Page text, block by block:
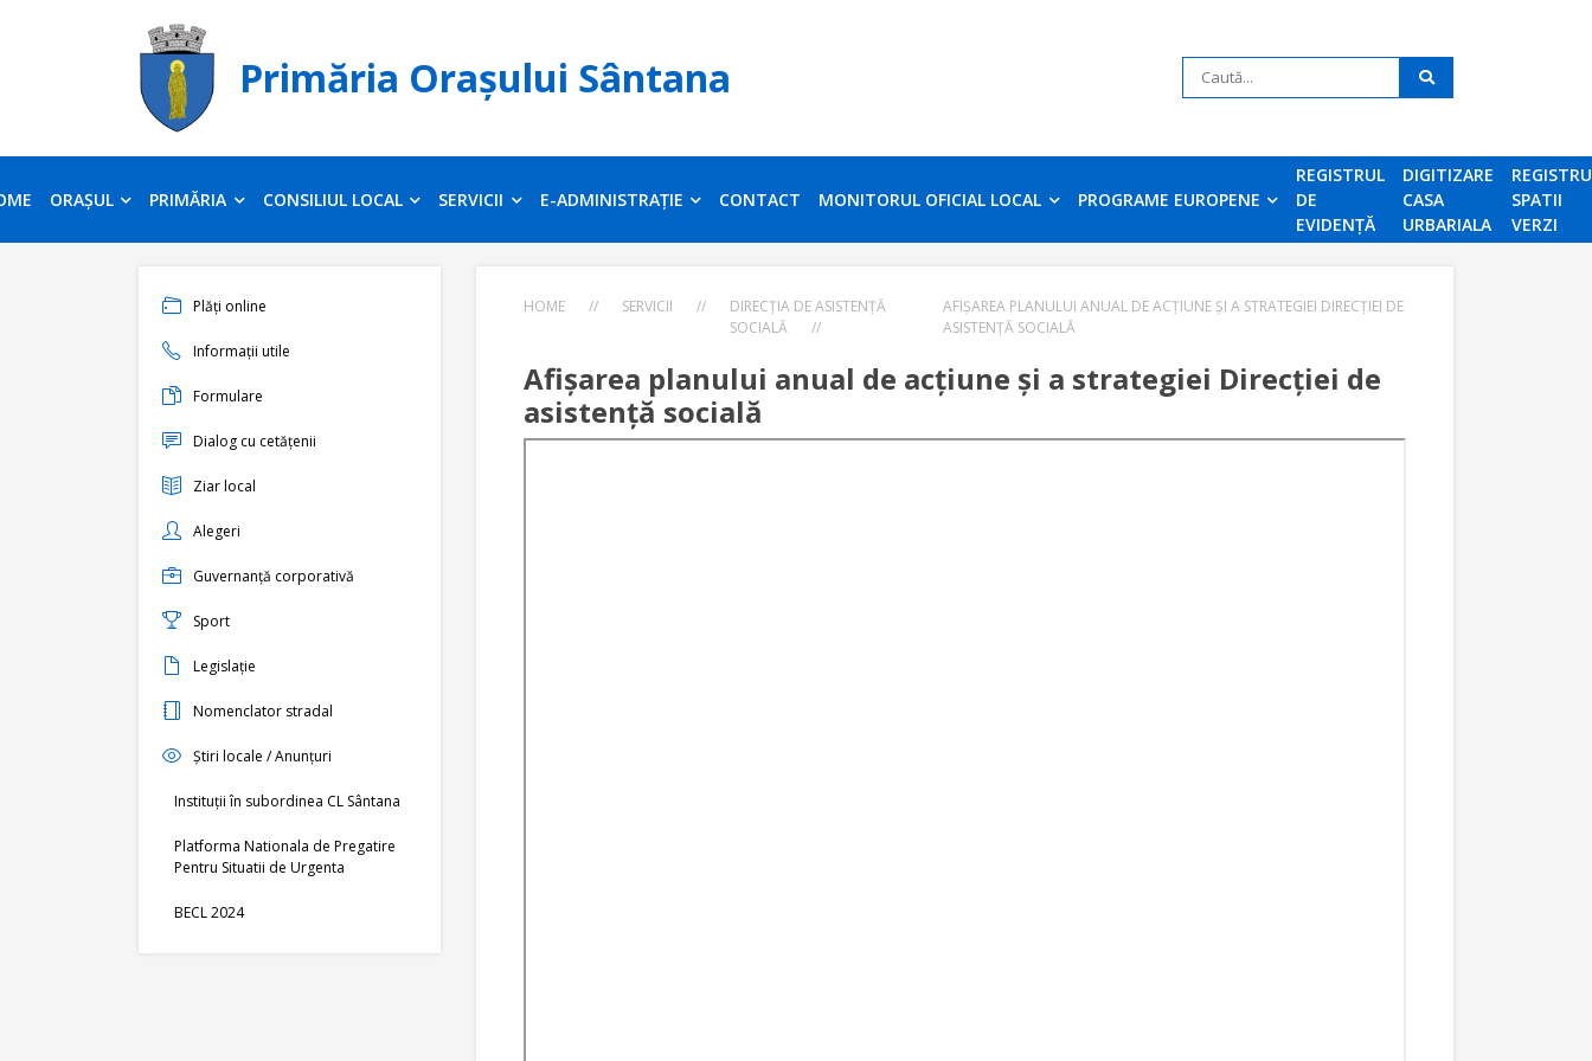
Primăria Orașului Sântana
ORAȘUL PRIMĂRIA CONSILIUL LOCAL SERVICII E-ADMINISTRAȚIE CONTACT MONITORUL OFICIAL LOCAL PROGRAME EUROPENE
REGISTRUL
DE
EVIDENȚĂ
DIGITIZARE
CASA
URBARIALA
REGISTRU
SPATII
VERZI
Plăți online
Informații utile
Formulare
Dialog cu cetățenii
Ziar local
Alegeri
Guvernanță corporativă
Sport
Legislație
Nomenclator stradal
Știri locale / Anunțuri
Instituții în subordinea CL Sântana
Platforma Nationala de Pregatire
Pentru Situatii de Urgenta
BECL 2024
HOME // SERVICII //
DIRECȚIA DE ASISTENȚĂ
SOCIALĂ
//
AFIȘAREA PLANULUI ANUAL DE ACȚIUNE ȘI A STRATEGIEI DIRECȚIEI DE
ASISTENȚĂ SOCIALĂ
Afișarea planului anual de acțiune și a strategiei Direcției de
asistență socială